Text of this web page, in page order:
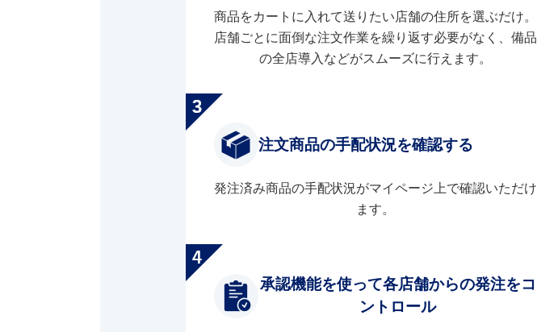
商品をカートに入れて送りたい店舗の住所を選ぶだけ。
店舗ごとに面倒な注文作業を繰り返す必要がなく、備品
の全店導入などがスムーズに行えます。
注文商品の手配状況を確認する
発注済み商品の手配状況がマイページ上で確認いただけ
ます。
承認機能を使って各店舗からの発注をコ
ントロール